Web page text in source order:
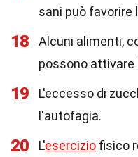
sani può favorire
18 Alcuni alimenti,
possono attivare
19
L'eccesso di
l'autofagia.
20 L'esercizio fisico